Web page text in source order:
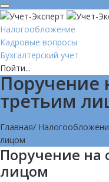
Налогообложение
Кадровые вопросы
Бухгалтерский учет
Пойти...
Поручение
третьим
Главная/
лицом
Поручение на
лицом